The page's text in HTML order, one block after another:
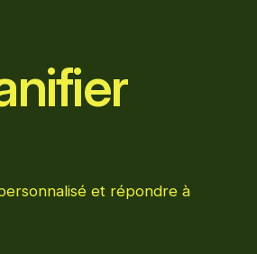
et répondre à